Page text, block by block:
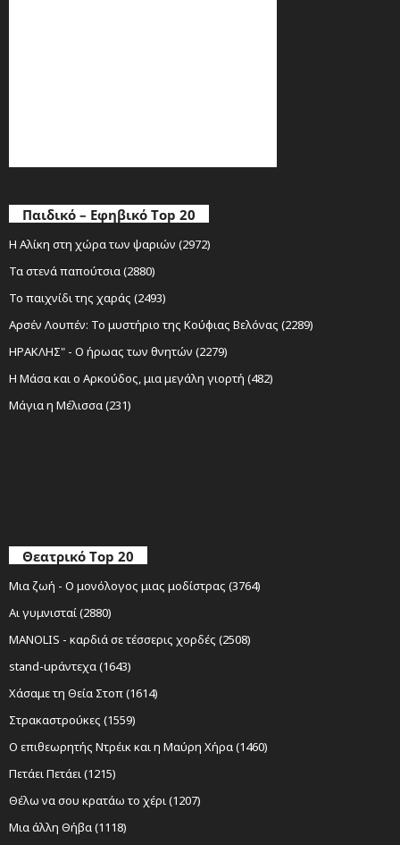
Παιδικό – Εφηβικό Top 20
Η Αλίκη στη χώρα των ψαριών (2972)
Τα στενά παπούτσια (2880)
Το παιχνίδι της χαράς (2493)
Αρσέν Λουπέν: Το μυστήριο της Κούφιας Βελόνας (2289)
ΗΡΑΚΛΗΣ" - Ο ήρωας των θνητών (2279)
Η Μάσα και ο Αρκούδος, μια μεγάλη γιορτή (482)
Μάγια η Μέλισσα (231)
Θεατρικό Top 20
Μια ζωή - Ο μονόλογος μιας μοδίστρας (3764)
Αι γυμνισταί (2880)
MANOLIS - καρδιά σε τέσσερις χορδές (2508)
stand-upάντεχα (1643)
Χάσαμε τη Θεία Στοπ (1614)
Στρακαστρούκες (1559)
Ο επιθεωρητής Ντρέικ και η Μαύρη Χήρα (1460)
Πετάει Πετάει (1215)
Θέλω να σου κρατάω το χέρι (1207)
Μια άλλη Θήβα (1118)